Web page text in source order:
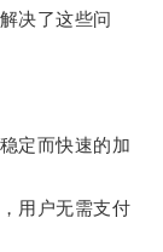
决了这些问
定而快速的加
用户无需支付